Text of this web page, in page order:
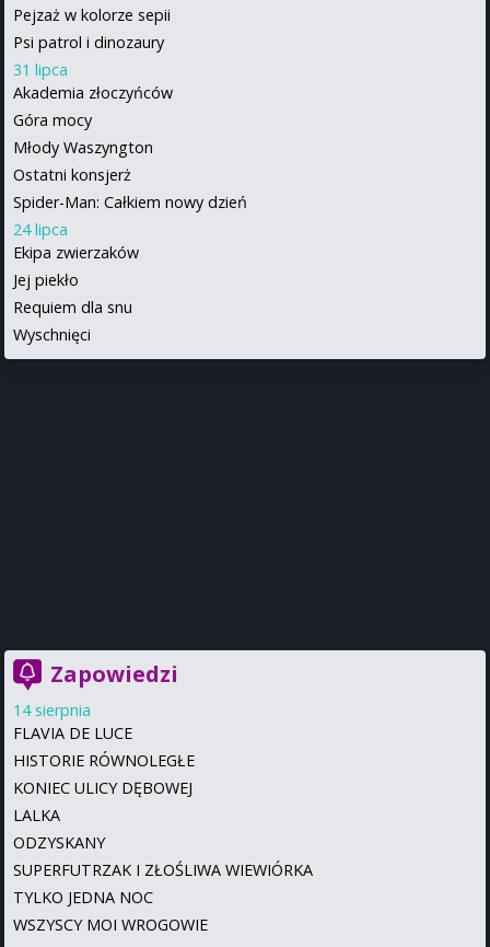
Pejzaż w kolorze sepii
Psi patrol i dinozaury
31 lipca
Akademia złoczyńców
Góra mocy
Młody Waszyngton
Ostatni konsjerż
Spider-Man: Całkiem nowy dzień
24 lipca
Ekipa zwierzaków
Jej piekło
Requiem dla snu
Wyschnięci
Zapowiedzi
14 sierpnia
FLAVIA DE LUCE
HISTORIE RÓWNOLEGŁE
KONIEC ULICY DĘBOWEJ
LALKA
ODZYSKANY
SUPERFUTRZAK I ZŁOŚLIWA WIEWIÓRKA
TYLKO JEDNA NOC
WSZYSCY MOI WROGOWIE